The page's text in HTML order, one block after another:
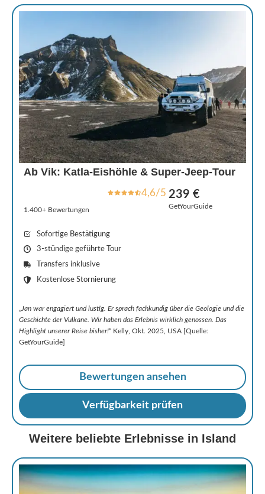
Ab Vik: Katla-Eishöhle & Super-Jeep-Tour
4,6/5
1.400+ Bewertungen
239 €
GetYourGuide
Sofortige Bestätigung
3-stündige geführte Tour
Transfers inklusive
Kostenlose Stornierung
„Jan war engagiert und lustig. Er sprach fachkundig über die Geologie und die
Geschichte der Vulkane. Wir haben das Erlebnis wirklich genossen. Das
Highlight unserer Reise bisher!“ Kelly, Okt. 2025, USA [Quelle:
GetYourGuide]
Bewertungen ansehen
Verfügbarkeit prüfen
Weitere beliebte Erlebnisse in Island